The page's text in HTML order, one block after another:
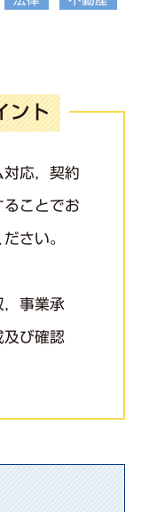
ント
対応，契約
ことでお
さい。
，事業承
及び確認